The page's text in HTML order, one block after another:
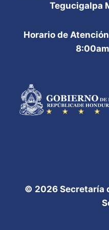
Tegucigalpa
Horario de
© 2026 Secretaría